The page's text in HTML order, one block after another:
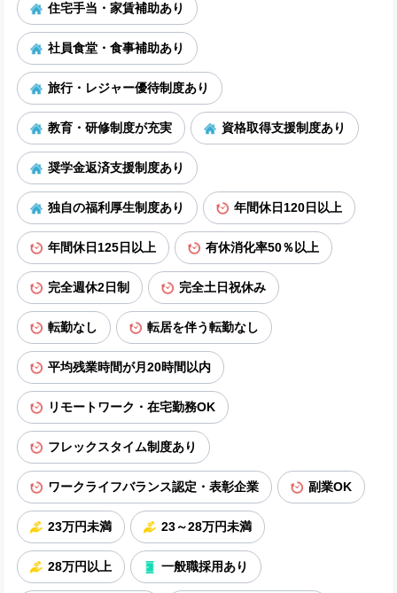
住宅手当・家賃補助あり
社員食堂・食事補助あり
旅行・レジャー優待制度あり
教育・研修制度が充実 資格取得支援制度あり
奨学金返済支援制度あり
独自の福利厚生制度あり 年間休日120日以上
年間休日125日以上 有休消化率50％以上
完全週休2日制 完全土日祝休み
転勤なし 転居を伴う転勤なし
平均残業時間が月20時間以内
リモートワーク・在宅勤務OK
フレックスタイム制度あり
ワークライフバランス認定・表彰企業 副業OK
23万円未満 23～28万円未満
28万円以上 一般職採用あり